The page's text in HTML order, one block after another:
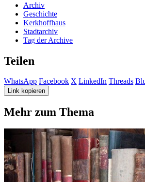
Archiv
Geschichte
Kerkhoffhaus
Stadtarchiv
Tag der Archive
Teilen
WhatsApp Facebook X LinkedIn Threads
Link kopieren
Mehr zum Thema